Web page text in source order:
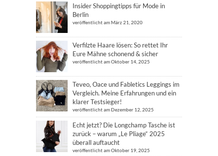
Insider Shoppingtipps für Mode in
Berlin
veröffentlicht am März 21, 2020
Verfilzte Haare lösen: So rettet Ihr
Eure Mähne schonend & sicher
veröffentlicht am Oktober 14, 2025
Teveo, Oace und Fabletics Leggings im
Vergleich. Meine Erfahrungen und ein
klarer Testsieger!
veröffentlicht am Dezember 12, 2025
Echt jetzt? Die Longchamp Tasche ist
zurück – warum „Le Pliage“ 2025
überall auftaucht
veröffentlicht am Oktober 19, 2025